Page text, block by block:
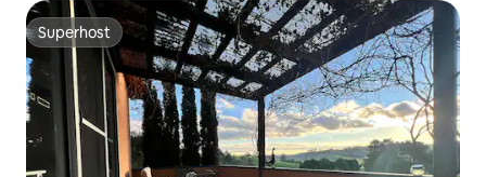
Superhost
Superhost